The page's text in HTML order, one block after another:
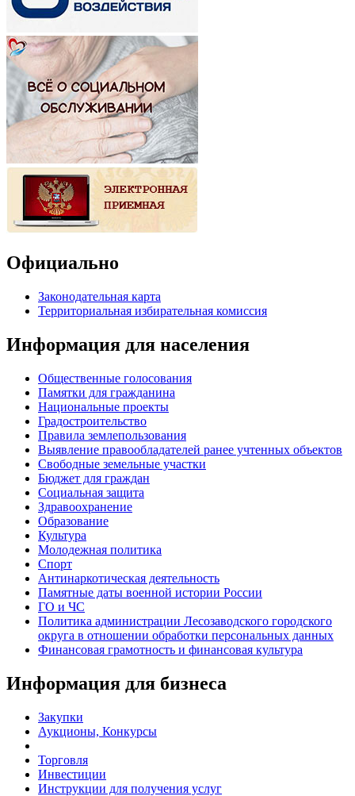
Официально
Законодательная карта
Территориальная избирательная комиссия
Информация для населения
Общественные голосования
Памятки для гражданина
Национальные проекты
Градостроительство
Правила землепользования
Выявление правообладателей ранее учтенных объектов
Свободные земельные участки
Бюджет для граждан
Социальная защита
Здравоохранение
Образование
Культура
Молодежная политика
Спорт
Антинаркотическая деятельность
Памятные даты военной истории России
ГО и ЧС
Политика администрации Лесозаводского городского
округа в отношении обработки персональных данных
Финансовая грамотность и финансовая культура
Информация для бизнеса
Закупки
Аукционы, Конкурсы
Торговля
Инвестиции
Инструкции для получения услуг